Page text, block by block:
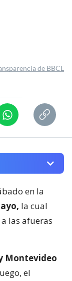
de BBCL
en la
la cual
las afueras
Montevideo
el